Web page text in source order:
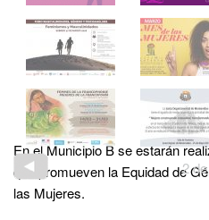
2
En el Municipio B se estarán
que promueven la Equidad de
las Mujeres.